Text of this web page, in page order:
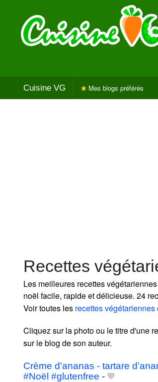
Cuisine VG Mes blogs préférés
Recettes
Les meilleures recettes
noël facile, rapide et délicieuse. 24
Voir toutes les recettes végétariennes
Cliquez sur la photo ou le titre d'une
sur le blog de son auteur.
Crème d'ananas - tartare
#Noël #glutenfree -